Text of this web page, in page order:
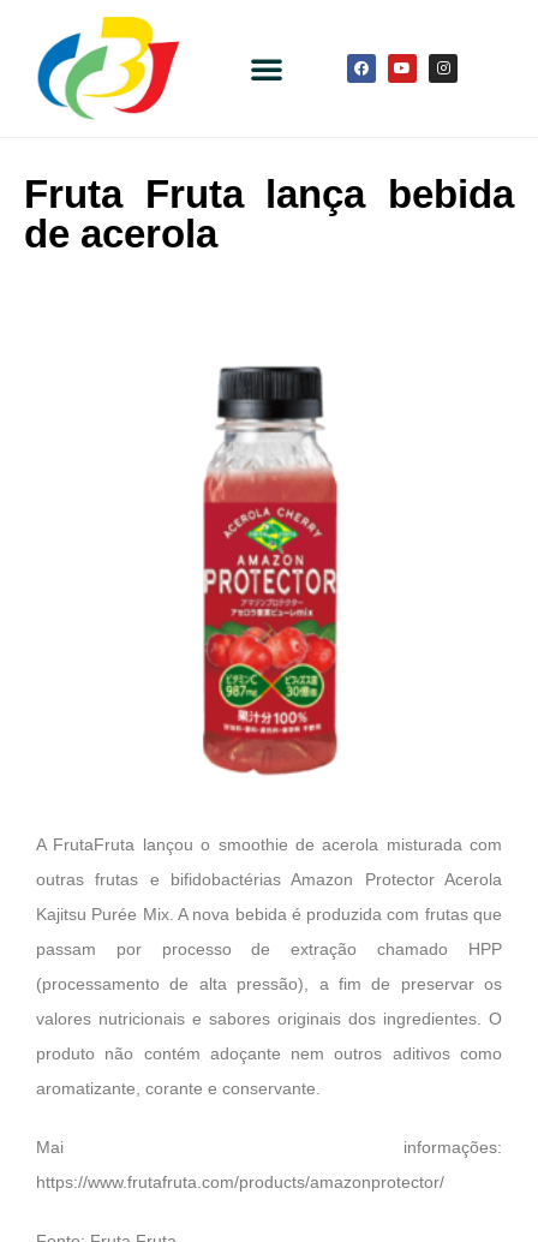
Fruta Fruta lança bebida
de acerola
A FrutaFruta lançou o smoothie de acerola misturada com
outras frutas e bifidobactérias Amazon Protector Acerola
Kajitsu Purée Mix. A nova bebida é produzida com frutas que
passam por processo de extração chamado HPP
(processamento de alta pressão), a fim de preservar os
valores nutricionais e sabores originais dos ingredientes. O
produto não contém adoçante nem outros aditivos como
aromatizante, corante e conservante.
Mai informações:
https://www.frutafruta.com/products/amazonprotector/